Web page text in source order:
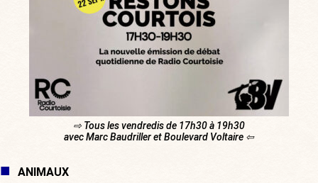
⇨ Tous les vendredis de 17h30 à 19h30
avec Marc Baudriller et Boulevard Voltaire ⇦
ANIMAUX